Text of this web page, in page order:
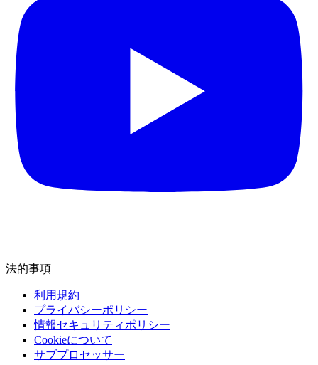
法的事項
利用規約
プライバシーポリシー
情報セキュリティポリシー
Cookieについて
サブプロセッサー